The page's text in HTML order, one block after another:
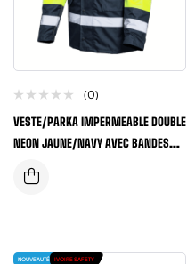
(0)
VESTE/PARKA IMPERMEABLE DOUBLE
NEON JAUNE/NAVY AVEC BANDES
REFLECHISSANTES
NOUVEAUTÉ IVOIRE SAFETY